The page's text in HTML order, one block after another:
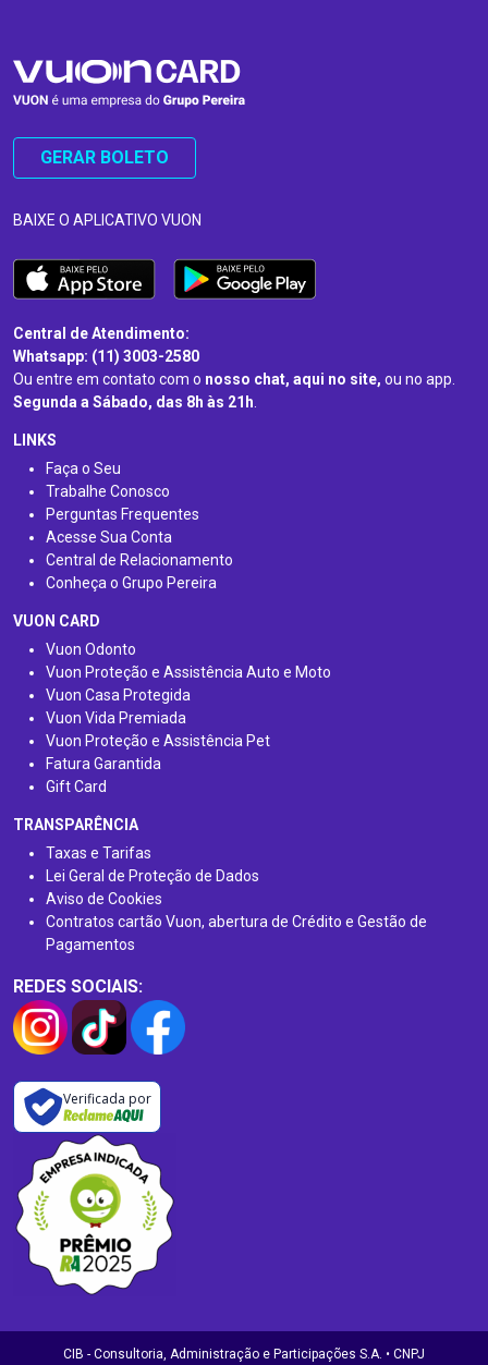
GERAR BOLETO
BAIXE O APLICATIVO VUON
Central de Atendimento:
Whatsapp: (11) 3003-2580
Ou entre em contato com o nosso chat, aqui no site, ou no app.
Segunda a Sábado, das 8h às 21h.
LINKS
Faça o Seu
Trabalhe Conosco
Perguntas Frequentes
Acesse Sua Conta
Central de Relacionamento
Conheça o Grupo Pereira
VUON CARD
Vuon Odonto
Vuon Proteção e Assistência Auto e Moto
Vuon Casa Protegida
Vuon Vida Premiada
Vuon Proteção e Assistência Pet
Fatura Garantida
Gift Card
TRANSPARÊNCIA
Taxas e Tarifas
Lei Geral de Proteção de Dados
Aviso de Cookies
Contratos cartão Vuon, abertura de Crédito e Gestão de
Pagamentos
REDES SOCIAIS:
Verificada por
CIB - Consultoria, Administração e Participações S.A. • CNPJ